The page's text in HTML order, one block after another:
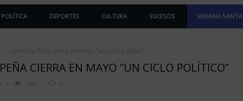
POLÍTICA DEPORTES CULTURA SUCESOS SEMANA SANTA
Gonzalo Peña cierra en mayo “un ciclo político”
CIERRA EN MAYO “UN CICLO POLÍTICO”
1669